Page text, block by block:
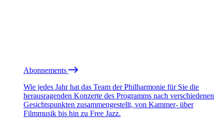
Abonnements
Wie jedes Jahr hat das Team der Philharmonie für Sie die
herausragenden Konzerte des Programms nach verschiedenen
Gesichtspunkten zusammengestellt, von Kammer- über
Filmmusik bis hin zu Free Jazz.